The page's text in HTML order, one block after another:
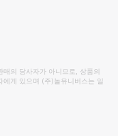
매의 당사자가 아니므로, 상품의
에게 있으며 (주)놀유니버스는 일